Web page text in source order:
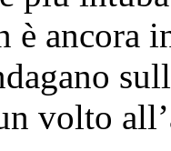
è ancora
volto